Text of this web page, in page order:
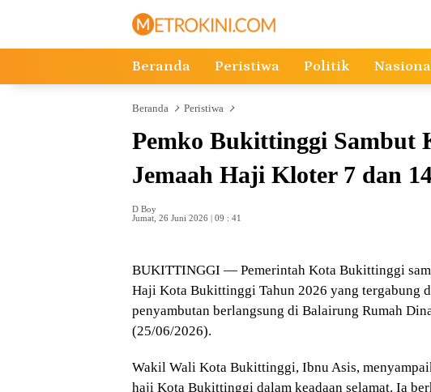
Beranda Peristiwa Politik
Beranda Peristiwa
Pemko Bukittinggi Sambut
Jemaah Haji Kloter 7 dan
D Boy
Jumat, 26 Juni 2026 | 09 : 41
BUKITTINGGI — Pemerintah Kota Bukittinggi
Haji Kota Bukittinggi Tahun 2026 yang tergabung
penyambutan berlangsung di Balairung Rumah
(25/06/2026).
Wakil Wali Kota Bukittinggi, Ibnu Asis,
haji Kota Bukittinggi dalam keadaan selamat. Ia